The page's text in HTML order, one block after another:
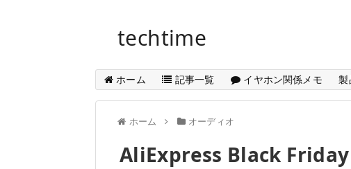
techtime
ホーム 記事一覧 イヤホン関係メモ 製
ホーム オーディオ
AliExpress Black